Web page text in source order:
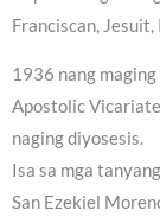
Franciscan,
1936 nang
Apostolic
naging diyosesis.
Isa sa mga
San Ezekiel